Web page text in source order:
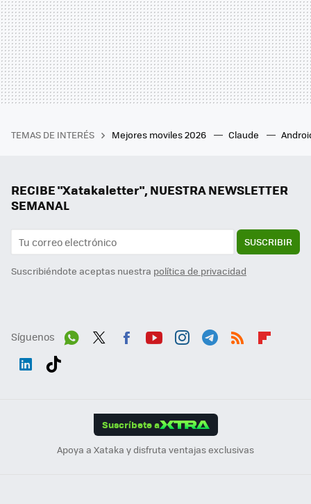
TEMAS DE INTERÉS Mejores moviles 2026 Claude
RECIBE "Xatakaletter", NUESTRA NEWSLETTER
SEMANAL
SUSCRIBIR
Suscribiéndote aceptas nuestra política de privacidad
Síguenos
Suscríbete a
Apoya a Xataka y disfruta ventajas exclusivas